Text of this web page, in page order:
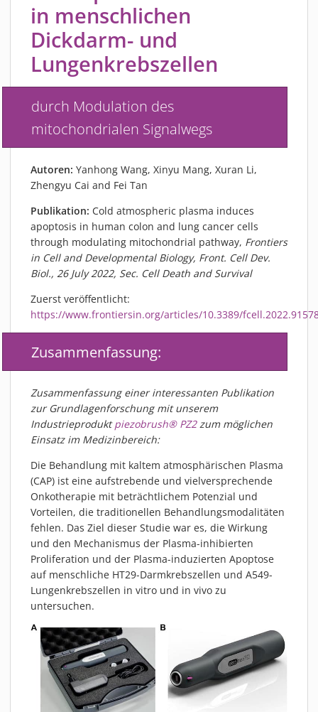
PIEZOBRUSH PZ3-I
PIEZOBRUSH MODULE
PLASMABRUSH PB3
PLASMABRUSH PB3 INTEGRATION
KONZEPTE
IMPLAPREP
ANWENDUNGEN
DRUCKVORBEHANDLUNG
FEINSTREINIGUNG
LACKIEREN
VERKLEBEN
AKTUELLES
EVENTS
FACHARTIKEL
NEWS
REFERENZEN
ÜBER UNS
VISION, MISSION, WERTE
NACHHALTIGKEIT
HISTORIE
LEISTUNGEN
KARRIERE
KONTAKT
ONLINE SHOP
in menschlichen
Dickdarm- und
Lungenkrebszellen
durch Modulation des
mitochondrialen Signalwegs
Autoren: Yanhong Wang, Xinyu Mang, Xuran Li,
Zhengyu Cai and Fei Tan
Publikation: Cold atmospheric plasma induces
apoptosis in human colon and lung cancer cells
through modulating mitochondrial pathway, Frontiers
in Cell and Developmental Biology, Front. Cell Dev.
Biol., 26 July 2022, Sec. Cell Death and Survival
Zuerst veröffentlicht:
https://www.frontiersin.org/articles/10.3389/
Zusammenfassung:
Zusammenfassung einer interessanten Publikation
zur Grundlagenforschung mit unserem
Industrieproduktpiezobrush® PZ2zum möglichen
Einsatz im Medizinbereich:
Die Behandlung mit kaltem atmosphärischen Plasma
(CAP) ist eine aufstrebende und vielversprechende
Onkotherapie mit beträchtlichem Potenzial und
Vorteilen, die traditionellen Behandlungsmodalitäten
fehlen. Das Ziel dieser Studie war es, die Wirkung
und den Mechanismus der Plasma-inhibierten
Proliferation und der Plasma-induzierten Apoptose
auf menschliche HT29-Darmkrebszellen und A549-
Lungenkrebszellen in vitro und in vivo zu
untersuchen.